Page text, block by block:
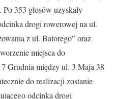
353 głosów uzyskały
drogi rowerowej na ul.
z ul. Batorego” oraz
miejsca do
Grudnia między ul. 3 Maja 38
do realizacji zostanie
odcinka drogi